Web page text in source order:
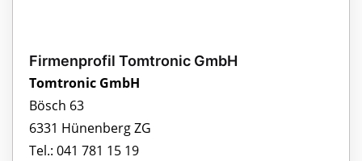
Firmenprofil Tomtronic GmbH
Tomtronic GmbH
Bösch 63
6331 Hünenberg ZG
Tel.: 041 781 15 19